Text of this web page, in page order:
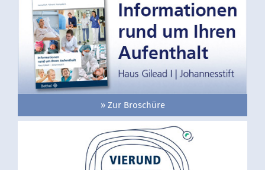
» Zur Broschüre